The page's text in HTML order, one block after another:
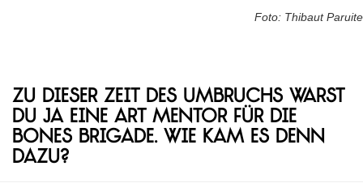
Foto: Thibaut Paruite
Zu dieser Zeit des Umbruchs warst
du ja eine Art Mentor für die
Bones Brigade. Wie kam es denn
dazu?